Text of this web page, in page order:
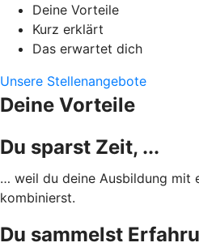
Deine Vorteile
Kurz erklärt
Das erwartet dich
Unsere Stellenangebote
Deine Vorteile
Du sparst Zeit, ...
… weil du deine Ausbildung mit
kombinierst.
Du sammelst